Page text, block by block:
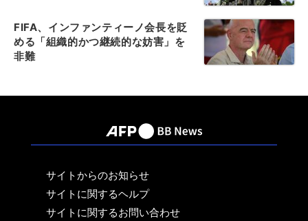
FIFA、インファンティーノ会長を貶
める「組織的かつ継続的な妨害」を
非難
サイトからのお知らせ
サイトに関するヘルプ
サイトに関するお問い合わせ